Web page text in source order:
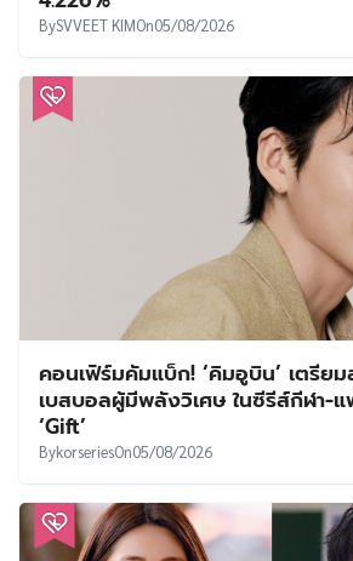
BySVVEET KIMOn05/08/2026
คอนเฟิร์มคัมแบ็ก! ‘คิมอูบิน’ เตรีย
เบสบอลผู้มีพลังวิเศษ ในซีรีส์กีฬา-แ
‘Gift’
BykorseriesOn05/08/2026